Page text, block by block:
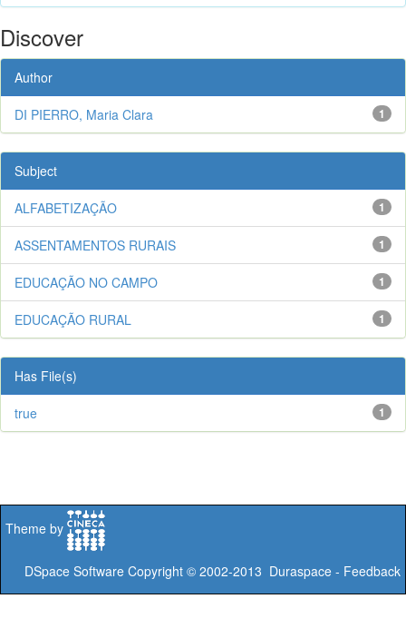
Discover
Author
1
DI PIERRO, Maria Clara
Subject
1
ALFABETIZAÇÃO
1
ASSENTAMENTOS RURAIS
1
EDUCAÇÃO NO CAMPO
1
EDUCAÇÃO RURAL
Has File(s)
1
true
Theme by
DSpace Software Copyright © 2002-2013 Duraspace - Feedback